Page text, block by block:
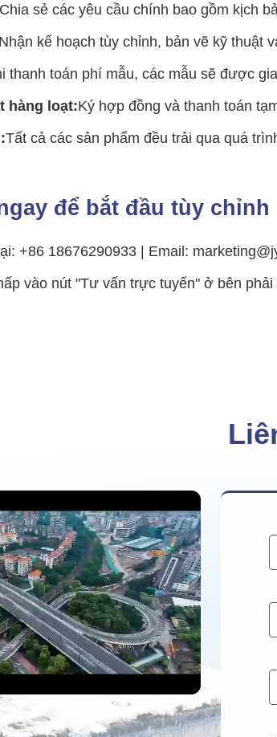
Chia sẻ các yêu cầu chính bao gồm kịch
Nhận kế hoạch tùy chỉnh, bản vẽ kỹ thuật
thanh toán phí mẫu, các mẫu sẽ được
hàng loạt:Ký hợp đồng và thanh toán
Tất cả các sản phẩm đều trải qua quá
để bắt đầu tùy chỉnh
+86 18676290933 | Email:
vào nút "Tư vấn trực tuyến" ở bên